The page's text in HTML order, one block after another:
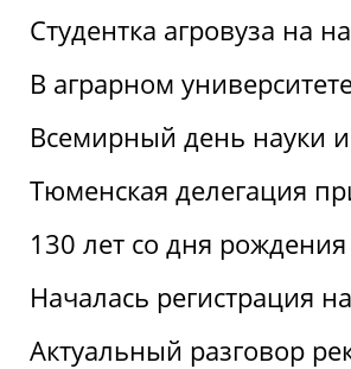
Студентка агровуза на
В аграрном
Всемирный день науки
Тюменская делегация
130 лет со дня
Началась регистрация
Актуальный разговор